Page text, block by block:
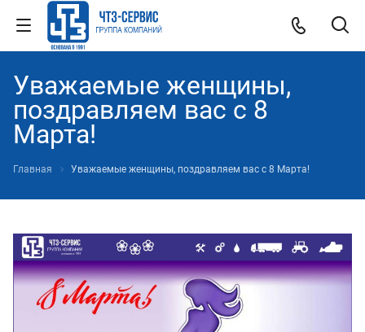
Уважаемые женщины,
поздравляем вас с 8
Марта!
Главная Уважаемые женщины, поздравляем вас с 8 Марта!